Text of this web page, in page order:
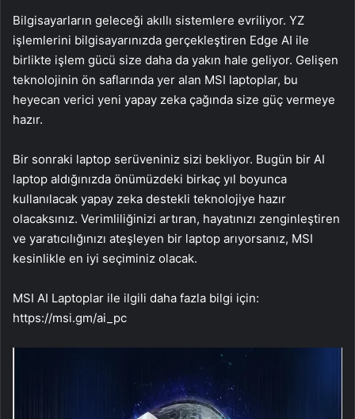
Bilgisayarların geleceği akıllı sistemlere evriliyor. YZ
işlemlerini bilgisayarınızda gerçekleştiren Edge AI ile
birlikte işlem gücü size daha da yakın hale geliyor. Gelişen
teknolojinin ön saflarında yer alan MSI laptoplar, bu
heyecan verici yeni yapay zeka çağında size güç vermeye
hazır.
Bir sonraki laptop serüveniniz sizi bekliyor. Bugün bir AI
laptop aldığınızda önümüzdeki birkaç yıl boyunca
kullanılacak yapay zeka destekli teknolojiye hazır
olacaksınız. Verimliliğinizi artıran, hayatınızı zenginleştiren
ve yaratıcılığınızı ateşleyen bir laptop arıyorsanız, MSI
kesinlikle en iyi seçiminiz olacak.
MSI AI Laptoplar ile ilgili daha fazla bilgi için:
https://msi.gm/ai_pc